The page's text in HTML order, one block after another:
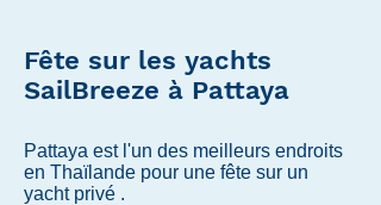
Fête sur les yachts
SailBreeze à Pattaya
Pattaya est l'un des meilleurs endroits
en Thaïlande pour une fête sur un
yacht privé .